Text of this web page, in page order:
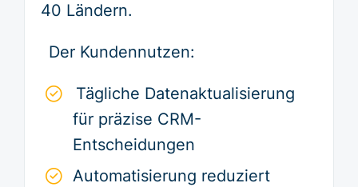
40 Ländern.
Der Kundennutzen:
Tägliche Datenaktualisierung
für präzise CRM-
Entscheidungen
Automatisierung reduziert